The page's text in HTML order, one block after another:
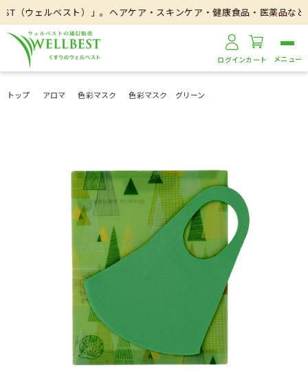
ェルベスト）」。ヘアケア・スキンケア・健康食品・医薬品などを取
ログインカート
トップ アロマ 色彩マスク 色彩マスク グリーン